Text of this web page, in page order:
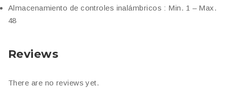
Almacenamiento de controles inalámbricos : Min. 1 – Max.
48
Reviews
There are no reviews yet.